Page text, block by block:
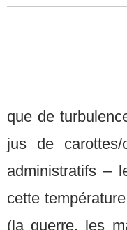
que de
jus de
administratifs –
cette
(la guerre, les